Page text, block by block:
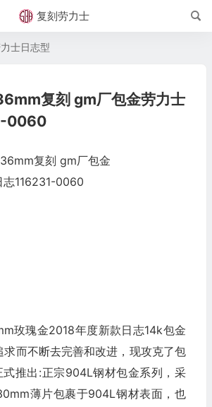
复刻劳力士
士日志型
复刻 gm厂包金劳力士
0060
玫瑰金2018年度新款日志14k包金
求而不断去完善和改进，现攻克了包
式推出:正宗904L钢材包金系列，采
薄片包裹于904L钢材表面，也